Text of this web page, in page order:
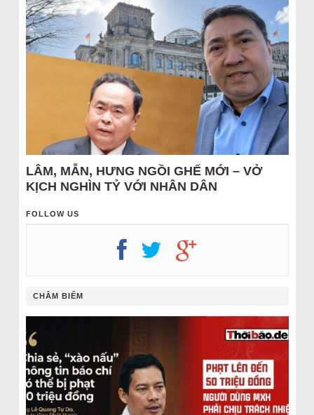
LÂM, MẪN, HƯNG NGỒI GHẾ MỚI – VỞ
KỊCH NGHÌN TỶ VỚI NHÂN DÂN
FOLLOW US
CHÂM BIẾM